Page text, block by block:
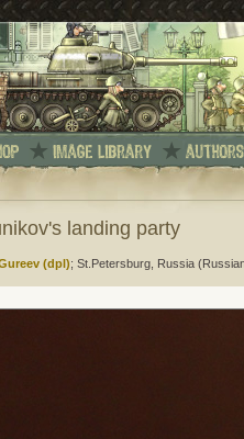
landing party
(dpl); St.Petersburg, Russia